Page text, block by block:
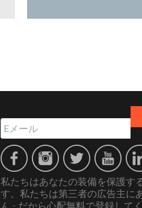
私たちはあなたの装備を保護す
す。私たちは第三者の広告主に